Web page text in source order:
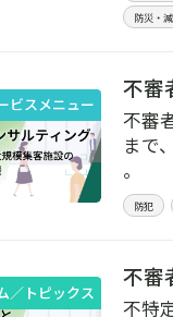
防災・
ビスメニュー
不審
不審
まで
。
防犯
／トピックス
不審
不特